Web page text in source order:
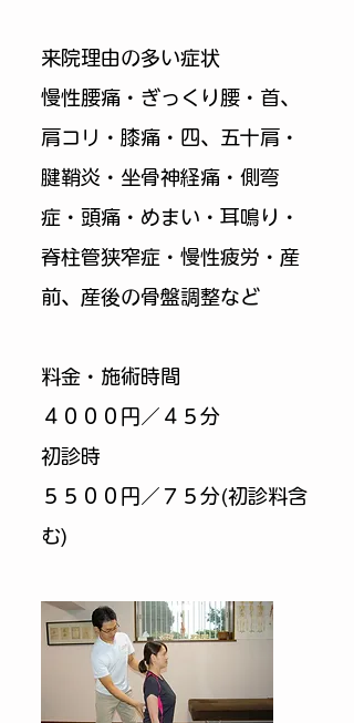
来院理由の多い症状
慢性腰痛・ぎっくり腰・首、
肩コリ・膝痛・四、五十肩・
腱鞘炎・坐骨神経痛・側弯
症・頭痛・めまい・耳鳴り・
脊柱管狭窄症・慢性疲労・産
前、産後の骨盤調整など
料金・施術時間
４０００円／４５分
初診時
​５５００円／７５分(初診料含
む)